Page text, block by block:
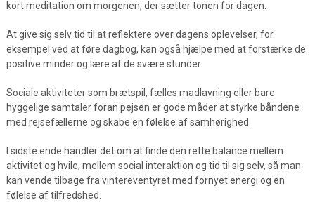
kort meditation om morgenen, der sætter tonen for dagen.
At give sig selv tid til at reflektere over dagens oplevelser, for
eksempel ved at føre dagbog, kan også hjælpe med at forstærke de
positive minder og lære af de svære stunder.
Sociale aktiviteter som brætspil, fælles madlavning eller bare
hyggelige samtaler foran pejsen er gode måder at styrke båndene
med rejsefællerne og skabe en følelse af samhørighed.
I sidste ende handler det om at finde den rette balance mellem
aktivitet og hvile, mellem social interaktion og tid til sig selv, så man
kan vende tilbage fra vintereventyret med fornyet energi og en
følelse af tilfredshed.